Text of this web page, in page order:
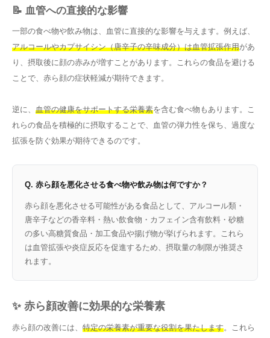
📝 血管への直接的な影響
一部の食べ物や飲み物は、血管に直接的な影響を与えます。例えば、
アルコールやカプサイシン（唐辛子の辛味成分）は血管拡張作用があ
り、摂取後に顔の赤みが増すことがあります。これらの食品を避ける
ことで、赤ら顔の症状軽減が期待できます。
逆に、 血管の健康をサポートする栄養素を含む食べ物もあります。こ
れらの食品を積極的に摂取することで、血管の弾力性を保ち、過度な
拡張を防ぐ効果が期待できるのです。
Q. 赤ら顔を悪化させる食べ物や飲み物は何ですか？
赤ら顔を悪化させる可能性がある食品として、アルコール類・
唐辛子などの香辛料・熱い飲食物・カフェイン含有飲料・砂糖
の多い高糖質食品・加工食品や揚げ物が挙げられます。これら
は血管拡張や炎症反応を促進するため、摂取量の制限が推奨さ
れます。
✨ 赤ら顔改善に効果的な栄養素
赤ら顔の改善には、 特定の栄養素が重要な役割を果たします。これら